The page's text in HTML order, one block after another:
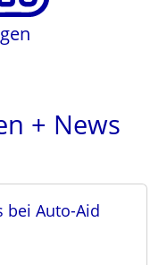
+ News
bei Auto-Aid